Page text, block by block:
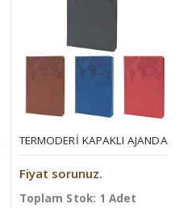
TERMODERI KAPAKLI AJANDA
Fiyat sorunuz.
Toplam Stok: 1 Adet